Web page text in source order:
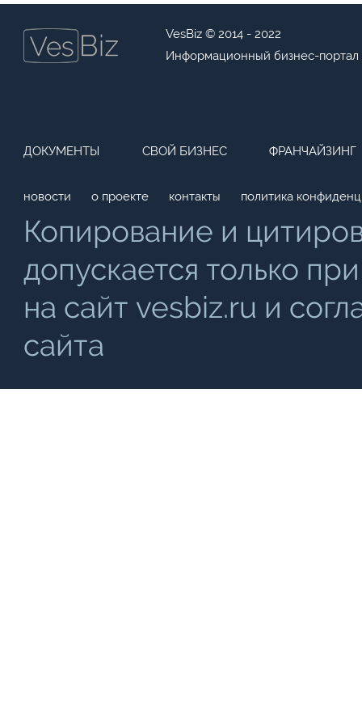
VesBiz © 2014 - 2022
Информационный бизнес-портал
ДОКУМЕНТЫ СВОЙ БИЗНЕС ФРАНЧАЙЗИНГ
новости о проекте контакты политика
Копирование и
допускается только
на сайт vesbiz.ru и
сайта